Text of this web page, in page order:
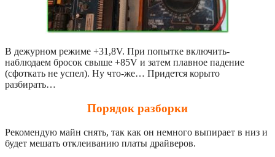
В дежурном режиме +31,8V. При попытке включить-
наблюдаем бросок свыше +85V и затем плавное падение
(сфоткать не успел). Ну что-же… Придется корыто
разбирать…
Порядок разборки
Рекомендую майн снять, так как он немного выпирает в низ и
будет мешать отклеиванию платы драйверов.